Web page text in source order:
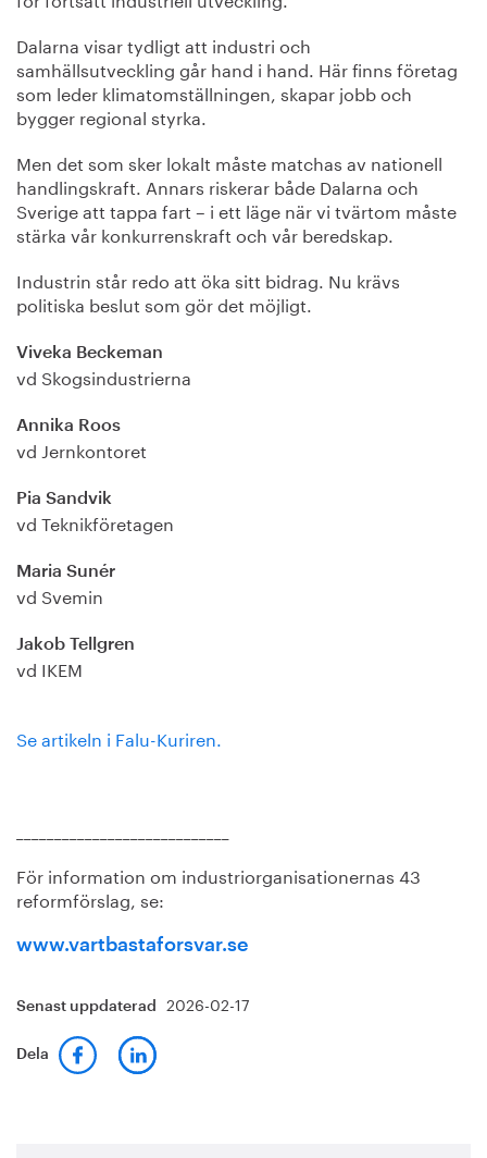
Dalarna visar tydligt att industri och
samhällsutveckling går hand i hand. Här finns företag
som leder klimatomställningen, skapar jobb och
bygger regional styrka.
Men det som sker lokalt måste matchas av nationell
handlingskraft. Annars riskerar både Dalarna och
Sverige att tappa fart – i ett läge när vi tvärtom måste
stärka vår konkurrenskraft och vår beredskap.
Industrin står redo att öka sitt bidrag. Nu krävs
politiska beslut som gör det möjligt.
Viveka Beckeman
vd Skogsindustrierna
Annika Roos
vd Jernkontoret
Pia Sandvik
vd Teknikföretagen
Maria Sunér
vd Svemin
Jakob Tellgren
vd IKEM
Se artikeln i Falu-Kuriren.
För information om industriorganisationernas 43
reformförslag, se:
www.vartbastaforsvar.se
Senast uppdaterad 2026-02-17
Dela